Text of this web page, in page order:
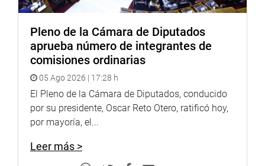
En otro momento, el titular del Parlamento hizo un
que asumirán funciones en enero próximo, a promover el
desarrollo y la economía local de sus comunidades, pero
de la mano con una lucha frontal contra la corrupción.
“Si hay algo que ha generado un retraso enorme e
irreparable a nuestro país, son los altos índices de
corrupción que hemos vivido en los últimos años. La
compromiso de hacerle frente a la corrupción”, indicó.
Pleno de la Cámara de Diputados
aprueba número de integrantes de
comisiones ordinarias
05 Ago 2026 | 17:28 h
El Pleno de la Cámara de Diputados, conducido
por su presidente, Oscar Reto Otero, ratificó hoy,
por mayoría, el...
Leer más >